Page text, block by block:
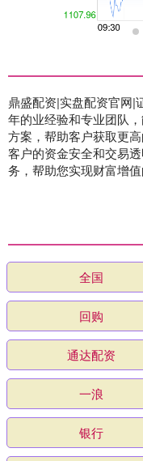
鼎盛配资|实盘配资官网|
年的业经验和专业团队
方案，帮助客户获取更
客户的资金安全和交易
务，帮助您实现财富增值
全国
回购
通达配资
一浪
银行